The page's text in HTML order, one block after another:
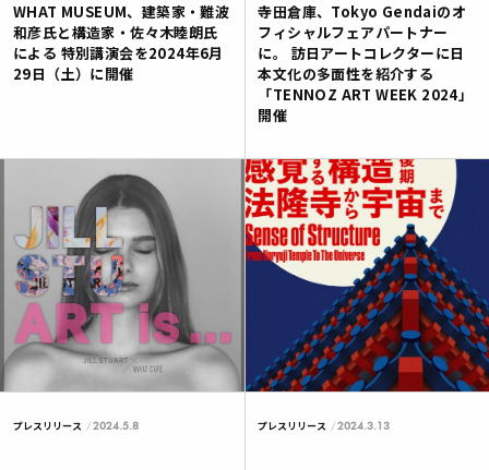
WHAT MUSEUM、建築家・難波
和彦氏と構造家・佐々木睦朗氏
による 特別講演会を2024年6月
29日（土）に開催
寺田倉庫、Tokyo Gendaiのオ
フィシャルフェアパートナー
に。 訪日アートコレクターに日
本文化の多面性を紹介する
「TENNOZ ART WEEK 2024」
開催
プレスリリース 2024.5.8 プレスリリース 2024.3.13